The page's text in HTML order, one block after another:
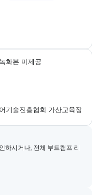
화본 미제공
기술진흥협회 가산교육장
하시거나, 전체 부트캠프 리